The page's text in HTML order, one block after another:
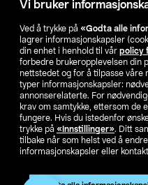
Vi bruker
Ved å trykke på «Godta alle
lagrer informasjonskapsler
din enhet i henhold til vår policy
forbedre brukeropplevelsen din
nettstedet og for å tilpasse våre
typer informasjonskapsler:
annonserelaterte. For
krav om samtykke, ettersom de
fungere. Hvis du istedenfor
trykke på «Innstillinger». Ditt
tilbake når som helst ved å
informasjonskapsler eller
Aktuelt
Våre selskaper
SE